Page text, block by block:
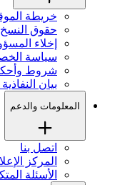
خريطة
حقوق النسخ
إخلاء
سياسة
شروط
بيان
المعلومات والدعم
اتصل بنا
المركز
الأسئلة